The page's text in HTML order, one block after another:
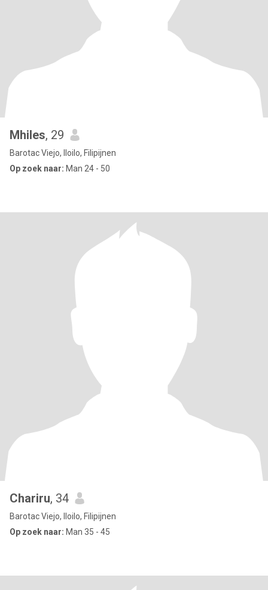
Mhiles, 29
Barotac Viejo, Iloilo, Filipijnen
Op zoek naar: Man 24 - 50
Chariru, 34
Barotac Viejo, Iloilo, Filipijnen
Op zoek naar: Man 35 - 45